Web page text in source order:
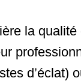
la
d’éclat)